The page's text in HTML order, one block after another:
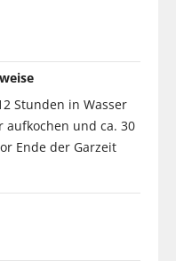
Stunden in Wasser
aufkochen und ca. 30
Ende der Garzeit